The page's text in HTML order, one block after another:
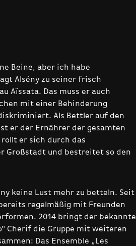
Beine, aber ich habe
Alsény zu seiner frisch
Aïssata. Das muss er auch
mit einer Behinderung
Als Bettler auf den
er der Ernährer der gesamten
er sich durch das
Großstadt und bestreitet so den
keine Lust mehr zu betteln. Seit
­regelmäßig mit Freunden
2014 bringt der bekannte
Cherif die Gruppe mit weiteren
Das Ensemble „Les